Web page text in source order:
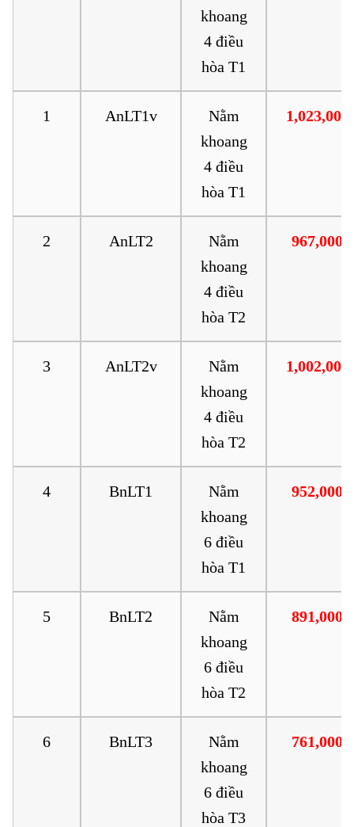
khoang
4 điều
hòa T1
1 AnLT1v
Nằm
khoang
4 điều
hòa T1
1,023,000
2 AnLT2
Nằm
khoang
4 điều
hòa T2
967,000
3 AnLT2v
Nằm
khoang
4 điều
hòa T2
1,002,000
4 BnLT1
Nằm
khoang
6 điều
hòa T1
952,000
5 BnLT2
Nằm
khoang
6 điều
hòa T2
891,000
6 BnLT3
Nằm
khoang
6 điều
hòa T3
761,000